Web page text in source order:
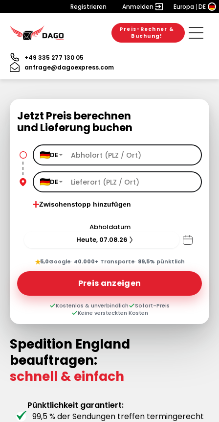
Registrieren Anmelden Europa DE
Preis-Rechner &
Buchung!
+49 335 277 130 05
anfrage@dagoexpress.com
Jetzt Preis berechnen
und Lieferung buchen
DE
DE
Zwischenstopp hinzufügen
Abholdatum
Heute, 07.08.26
★5,0Google· 40.000+ Transporte· 99,5% pünktlich
Preis anzeigen
Kostenlos & unverbindlich
Sofort-Preis
Keine versteckten Kosten
Spedition England
beauftragen:
schnell & einfach
Pünktlichkeit garantiert:
99,5 % der Sendungen treffen termingerecht